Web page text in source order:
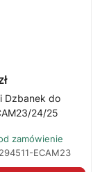
Dzbanek do
24/25
zamówienie
ECAM23